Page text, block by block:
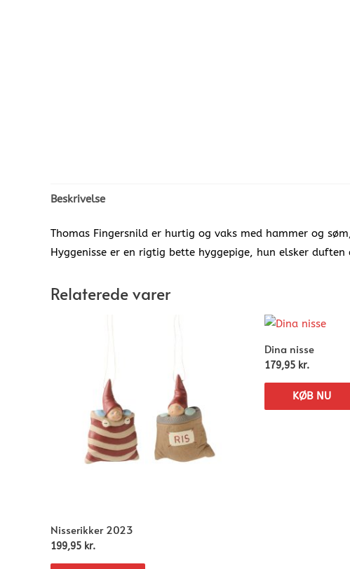
Beskrivelse
Thomas Fingersnild er hurtig og vaks med hammer og
Hyggenisse er en rigtig bette hyggepige, hun elsker
Relaterede varer
Nisserikker 2023
199,95 kr.
Dina nisse
179,95 kr.
KØB NU